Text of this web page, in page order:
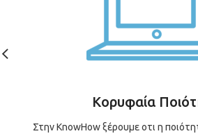
Κορυφαία
Στην KnowHow ξέρουμε οτι η